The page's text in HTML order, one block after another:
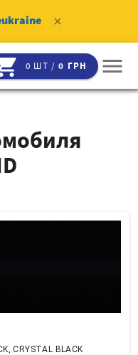
clear
0 ШТ /0 ГРН menu
CRYSTAL BLACK